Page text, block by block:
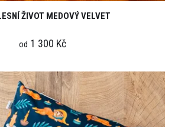
ŽIVOT MEDOVÝ VELVET
od 1 300 Kč